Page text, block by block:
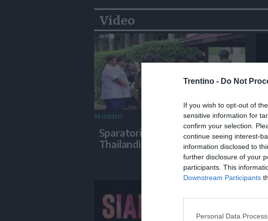
Trentino - Do Not
If you wish to opt-out of
sensitive information for
confirm your selection.
continue seeing interest-
information disclosed to
further disclosure of your
participants. This
Downstream Participants
Personal Data
Video
MONDO
Sparatoria in una scuola in
Thailandia, i soccorsi sul posto